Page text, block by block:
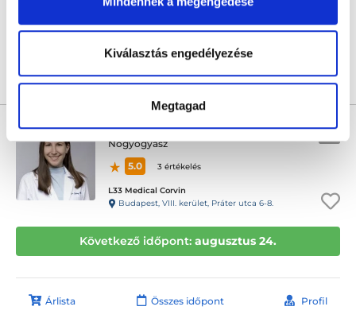
Kiválasztás engedélyezése
Megtagad
Árlista Összes időpont Profil
Dr. Balog Adrienn
Nőgyógyász
5.0
3 értékelés
L33 Medical Corvin
Budapest, VIII. kerület, Práter utca 6-8.
Következő időpont: augusztus 24.
Árlista Összes időpont Profil